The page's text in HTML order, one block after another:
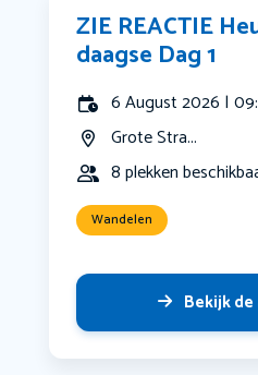
ZIE REACTIE
daagse Dag 1
6 August 2026 |
Grote Stra...
8 plekken
Wandelen
Bekijk